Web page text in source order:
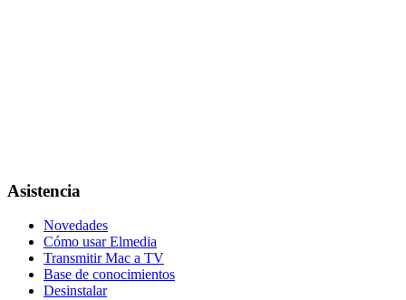
Asistencia
Novedades
Cómo usar Elmedia
Transmitir Mac a TV
Base de conocimientos
Desinstalar